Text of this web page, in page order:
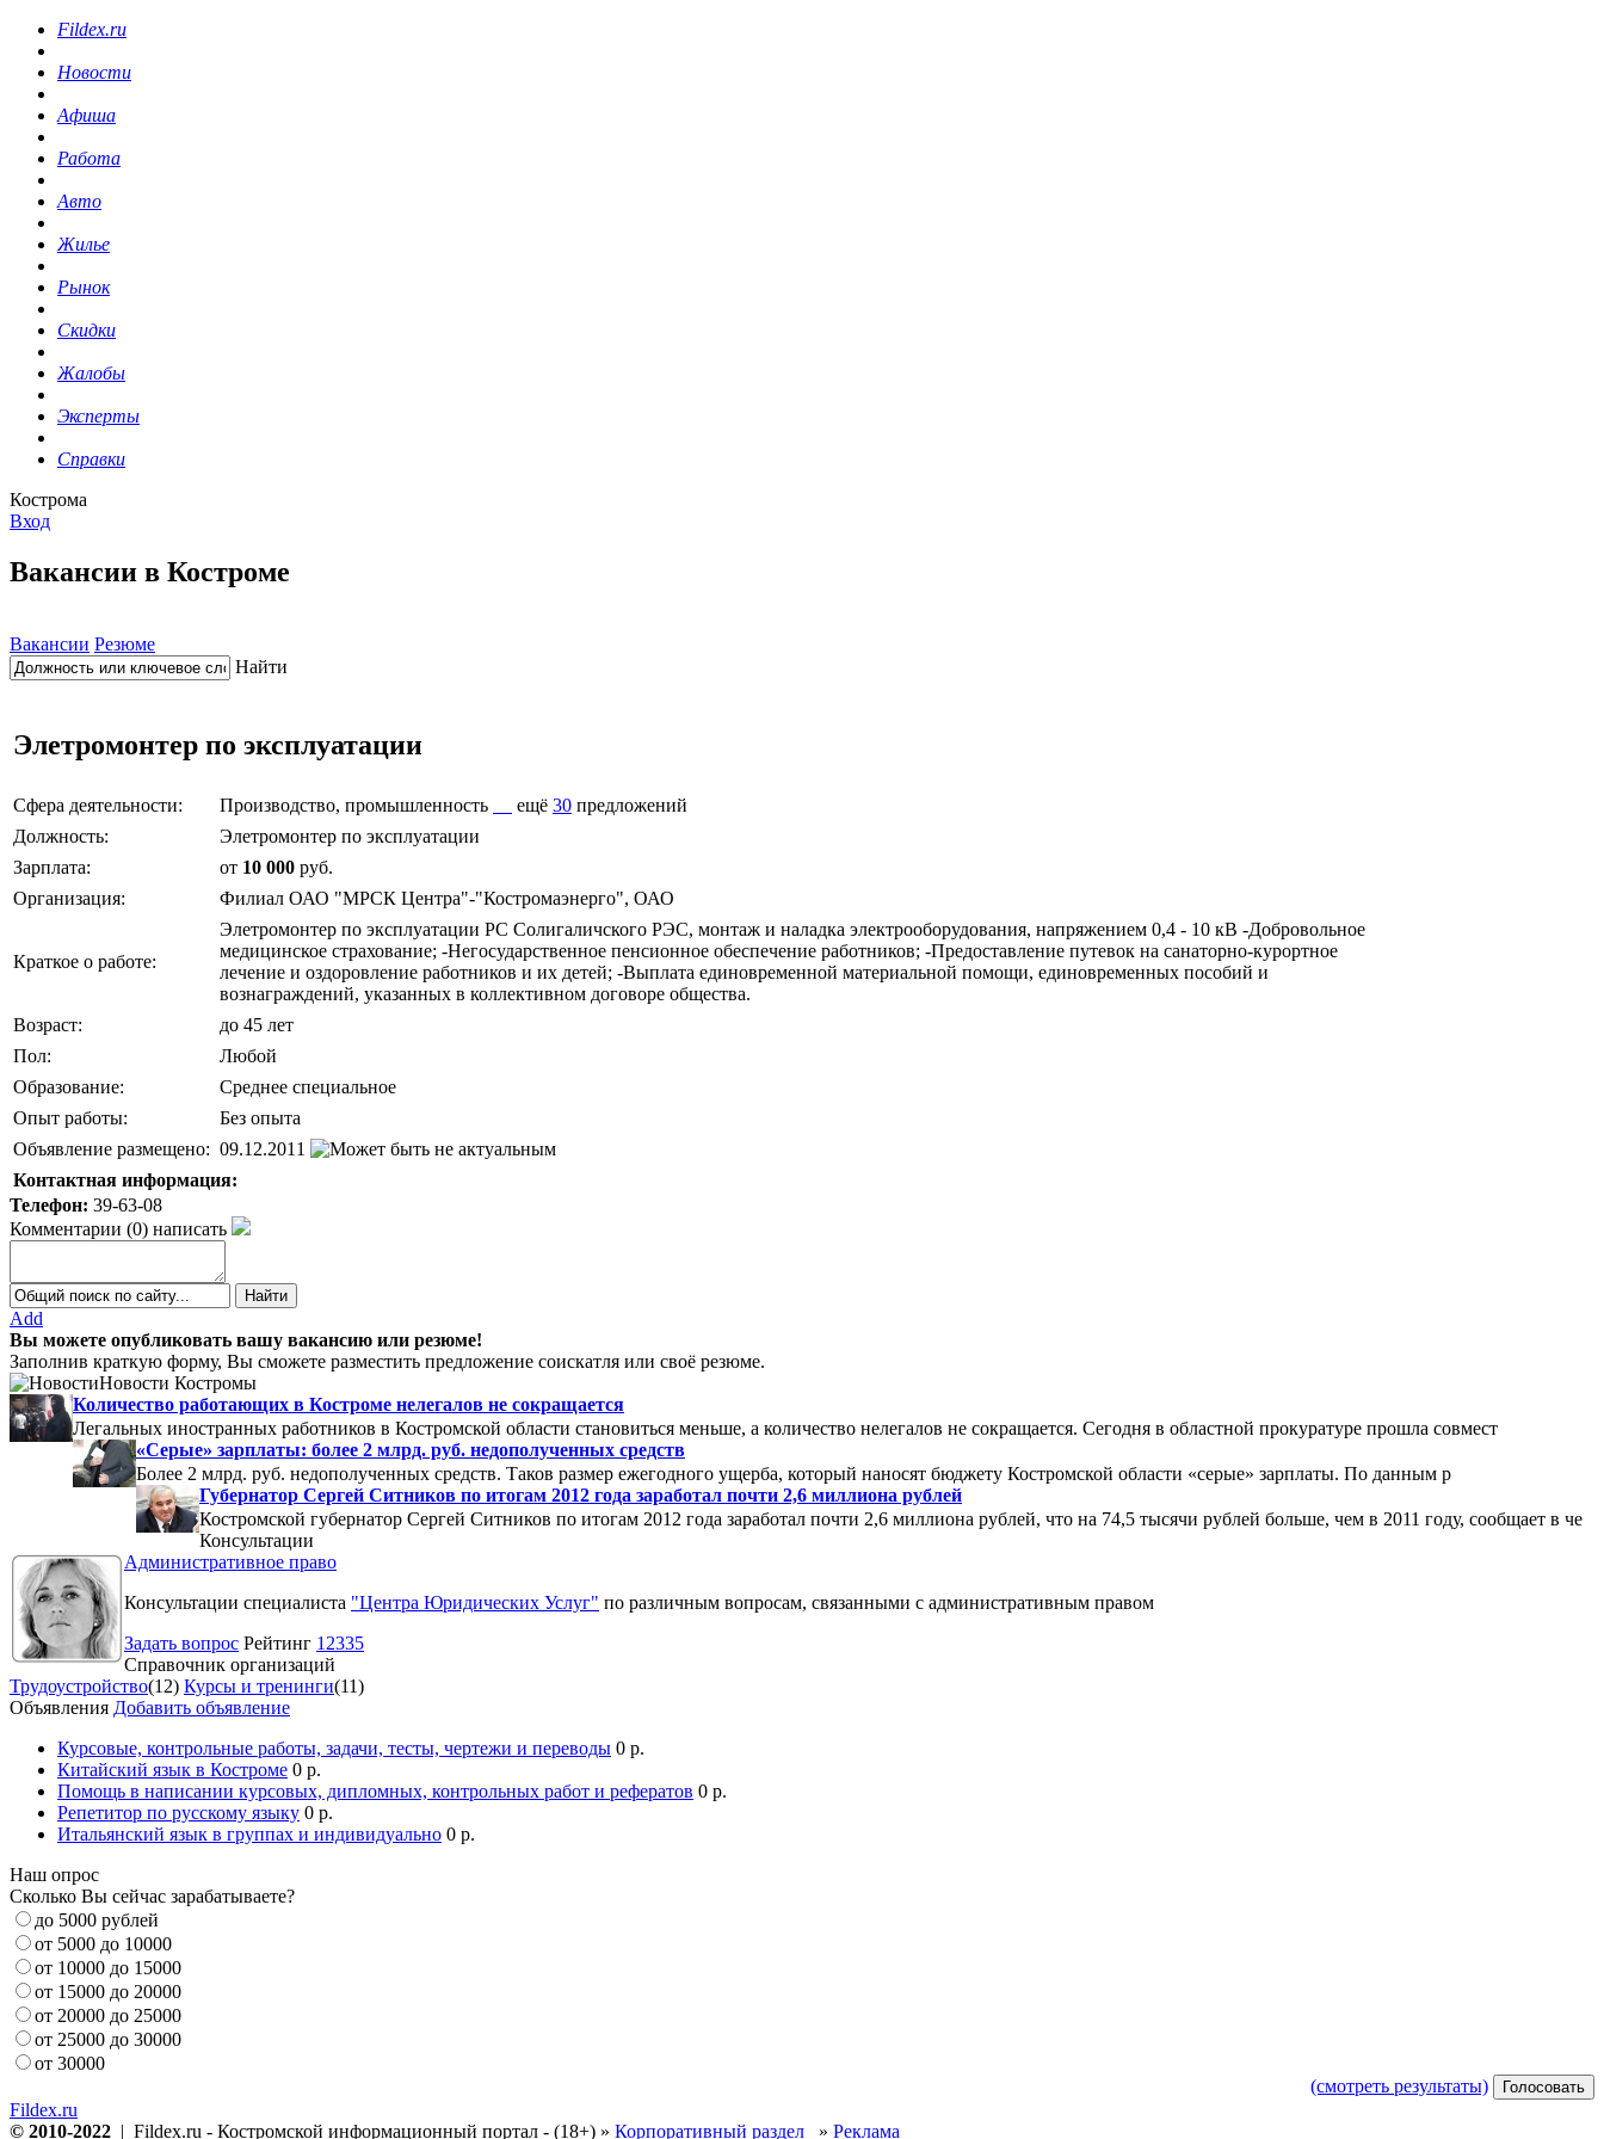
Fildex.ru
Новости
Афиша
Работа
Авто
Жилье
Рынок
Скидки
Жалобы
Эксперты
Справки
Кострома
Вход
Вакансии в Костроме
Вакансии Резюме
Найти
Элетромонтер по эксплуатации
Сфера деятельности: Производство, промышленность ещё 30 предложений
Должность:
Элетромонтер по эксплуатации
Зарплата:
от 10 000 руб.
Организация:
Филиал ОАО "МРСК Центра"-"Костромаэнерго", ОАО
Краткое о работе:
Элетромонтер по эксплуатации РС Солигаличского РЭС, монтаж и наладка электрооборудования, напряжением 0,4 - 10 кВ -Добровольное
медицинское страхование; -Негосударственное пенсионное обеспечение работников; -Предоставление путевок на санаторно-курортное
лечение и оздоровление работников и их детей; -Выплата единовременной материальной помощи, единовременных пособий и
вознаграждений, указанных в коллективном договоре общества.
Возраст:
до 45 лет
Пол:
Любой
Образование:
Среднее специальное
Опыт работы:
Без опыта
Объявление размещено: 09.12.2011
Контактная информация:
Телефон: 39-63-08
Комментарии (0) написать
Add
Вы можете опубликовать вашу вакансию или резюме!
Заполнив краткую форму, Вы сможете разместить предложение соискатля или своё резюме.
Новости Костромы
Количество работающих в Костроме нелегалов не сокращается
Легальных иностранных работников в Костромской области становиться меньше, а количество нелегалов не сокращается. Сегодня в областной прокуратуре прошла совмест
«Серые» зарплаты: более 2 млрд. руб. недополученных средств
Более 2 млрд. руб. недополученных средств. Таков размер ежегодного ущерба, который наносят бюджету Костромской области «серые» зарплаты. По данным р
Губернатор Сергей Ситников по итогам 2012 года заработал почти 2,6 миллиона рублей
Костромской губернатор Сергей Ситников по итогам 2012 года заработал почти 2,6 миллиона рублей, что на 74,5 тысячи рублей больше, чем в 2011 году, сообщает в че
Консультации
Административное право
Консультации специалиста "Центра Юридических Услуг" по различным вопросам, связанными с административным правом
Задать вопрос Рейтинг 12335
Справочник организаций
Трудоустройство(12) Курсы и тренинги(11)
Объявления Добавить объявление
Курсовые, контрольные работы, задачи, тесты, чертежи и переводы 0 р.
Китайский язык в Костроме 0 р.
Помощь в написании курсовых, дипломных, контрольных работ и рефератов 0 р.
Репетитор по русскому языку 0 р.
Итальянский язык в группах и индивидуально 0 р.
Наш опрос
Сколько Вы сейчас зарабатываете?
до 5000 рублей
от 5000 до 10000
от 10000 до 15000
от 15000 до 20000
от 20000 до 25000
от 25000 до 30000
от 30000
(смотреть результаты)
Fildex.ru
© 2010-2022 | Fildex.ru - Костромской информационный портал - (18+) » Корпоративный раздел » Реклама